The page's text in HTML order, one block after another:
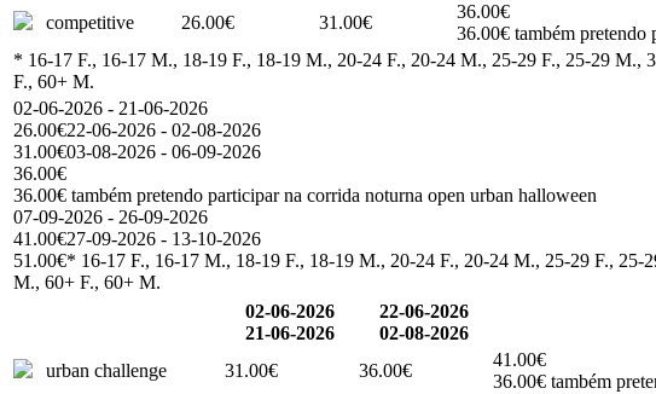
competitive
26.00€ 31.00€
36.00€
36.00€ também pretendo
* 16-17 F., 16-17 M., 18-19 F., 18-19 M., 20-24 F., 20-24 M., 25-29 F., 25-29
F., 60+ M.
02-06-2026 - 21-06-2026
26.00€22-06-2026 - 02-08-2026
31.00€03-08-2026 - 06-09-2026
36.00€
36.00€ também pretendo participar na corrida noturna open urban halloween
07-09-2026 - 26-09-2026
41.00€27-09-2026 - 13-10-2026
51.00€* 16-17 F., 16-17 M., 18-19 F., 18-19 M., 20-24 F., 20-24 M., 25-29 F.,
M., 60+ F., 60+ M.
02-06-2026
21-06-2026
22-06-2026
02-08-2026
urban challenge
31.00€ 36.00€
41.00€
36.00€ também